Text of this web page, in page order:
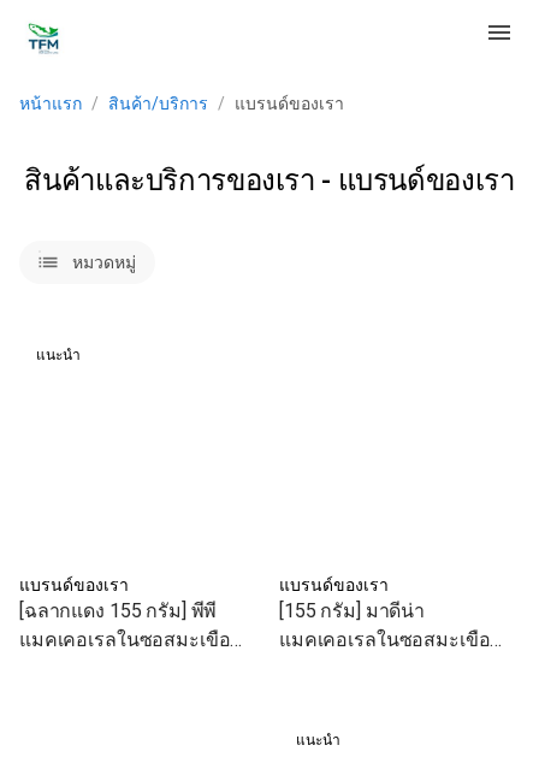
menu
หน้าแรก / สินค้า/บริการ / แบรนด์ของเรา
สินค้าและบริการของเรา - แบรนด์ของเรา
listsหมวดหมู่
แนะนำ
แบรนด์ของเรา
[ฉลากแดง 155 กรัม] พีพี
แมคเคอเรลในซอสมะเขือ
แบรนด์ของเรา
[155 กรัม] มาดีน่า
แมคเคอเรลในซอสมะเขือ
แนะนำ